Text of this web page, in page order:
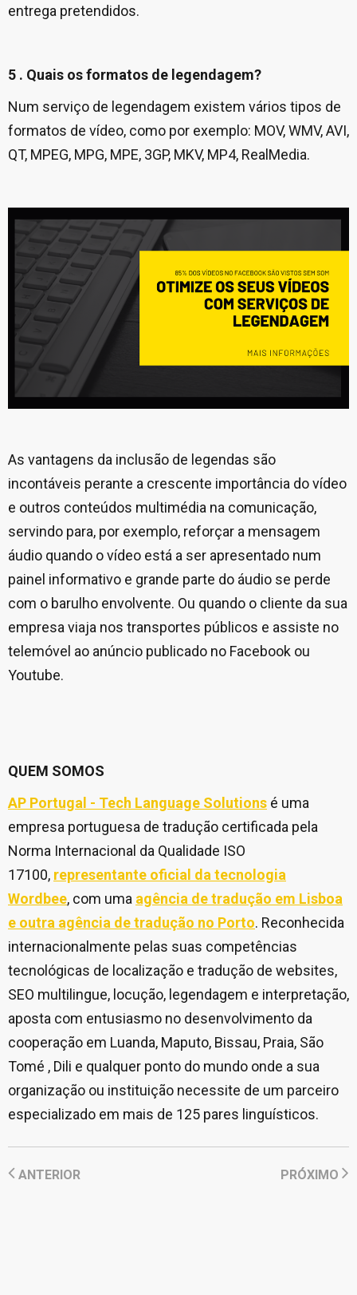
entrega pretendidos.
5 . Quais os formatos de legendagem?
Num serviço de legendagem existem vários tipos de
formatos de vídeo, como por exemplo: MOV, WMV, AVI,
QT, MPEG, MPG, MPE, 3GP, MKV, MP4, RealMedia.
As vantagens da inclusão de legendas são
incontáveis perante a crescente importância do vídeo
e outros conteúdos multimédia na comunicação,
servindo para, por exemplo, reforçar a mensagem
áudio quando o vídeo está a ser apresentado num
painel informativo e grande parte do áudio se perde
com o barulho envolvente. Ou quando o cliente da sua
empresa viaja nos transportes públicos e assiste no
telemóvel ao anúncio publicado no Facebook ou
Youtube.
QUEM SOMOS
AP Portugal - Tech Language Solutions é uma
empresa portuguesa de tradução certificada pela
Norma Internacional da Qualidade ISO
17100, representante oficial da tecnologia
Wordbee, com uma agência de tradução em Lisboa
e outra agência de tradução no Porto. Reconhecida
internacionalmente pelas suas competências
tecnológicas de localização e tradução de websites,
SEO multilingue, locução, legendagem e interpretação,
aposta com entusiasmo no desenvolvimento da
cooperação em Luanda, Maputo, Bissau, Praia, São
Tomé , Dili e qualquer ponto do mundo onde a sua
organização ou instituição necessite de um parceiro
especializado em mais de 125 pares linguísticos.
ANTERIOR PRÓXIMO